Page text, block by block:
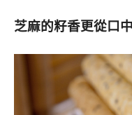
芝麻的籽香更從口